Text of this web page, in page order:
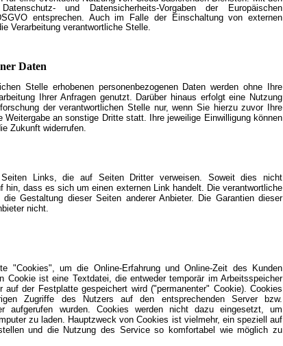
und Datensicherheits-Vorgaben der Europäischen
entsprechen. Auch im Falle der Einschaltung von externen
Verarbeitung verantwortliche Stelle.
Daten
Stelle erhobenen personenbezogenen Daten werden ohne Ihre
Ihrer Anfragen genutzt. Darüber hinaus erfolgt eine Nutzung
der verantwortlichen Stelle nur, wenn Sie hierzu zuvor Ihre
an sonstige Dritte statt. Ihre jeweilige Einwilligung können
Zukunft widerrufen.
Links, die auf Seiten Dritter verweisen. Soweit dies nicht
dass es sich um einen externen Link handelt. Die verantwortliche
Gestaltung dieser Seiten anderer Anbieter. Die Garantien dieser
nicht.
"Cookies", um die Online-Erfahrung und Online-Zeit des Kunden
Cookie ist eine Textdatei, die entweder temporär im Arbeitsspeicher
der Festplatte gespeichert wird ("permanenter" Cookie). Cookies
Zugriffe des Nutzers auf den entsprechenden Server bzw.
aufgerufen wurden. Cookies werden nicht dazu eingesetzt, um
zu laden. Hauptzweck von Cookies ist vielmehr, ein speziell auf
und die Nutzung des Service so komfortabel wie möglich zu